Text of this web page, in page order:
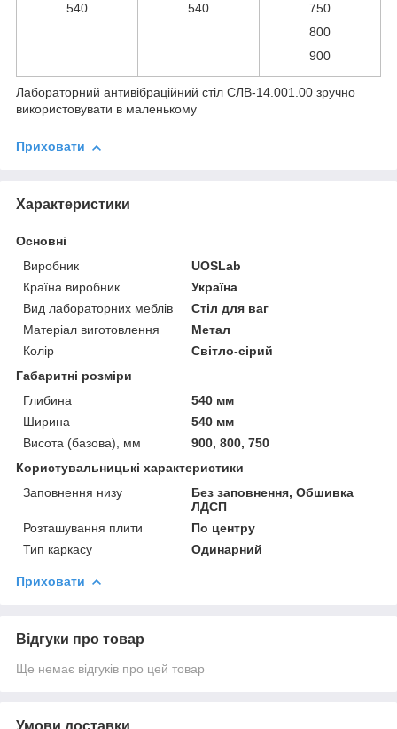
540 540
750
800
900
Лабораторний антивібраційний стіл СЛВ-14.001.00 зручно
використовувати в маленькому
Приховати
Характеристики
Основні
Виробник
UOSLab
Країна виробник
Україна
Вид лабораторних меблів
Стіл для ваг
Матеріал виготовлення
Метал
Колір
Світло-сірий
Габаритні розміри
Глибина
540 мм
Ширина
540 мм
Висота (базова), мм
900, 800, 750
Користувальницькі характеристики
Заповнення низу
Без заповнення, Обшивка
ЛДСП
Розташування плити
По центру
Тип каркасу
Одинарний
Приховати
Відгуки про товар
Ще немає відгуків про цей товар
Умови доставки